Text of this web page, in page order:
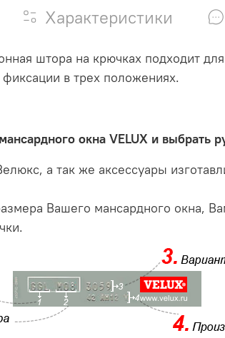
Характеристики
штора на крючках подходит
в трех положениях.
окна VELUX и выбрать
, а так же аксессуары
Вашего мансардного окна,